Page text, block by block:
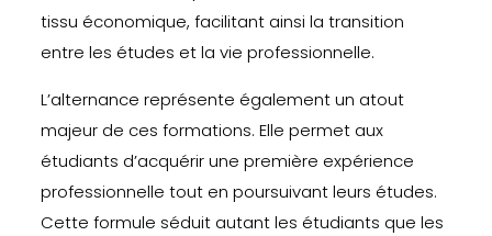
tissu économique, facilitant ainsi la transition
entre les études et la vie professionnelle.
L’alternance représente également un atout
majeur de ces formations. Elle permet aux
étudiants d’acquérir une première expérience
professionnelle tout en poursuivant leurs études.
Cette formule séduit autant les étudiants que les